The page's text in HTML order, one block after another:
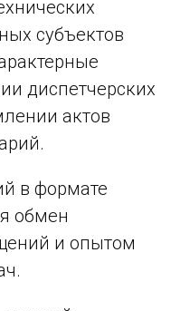
субъектов
диспетчерских
актов
в формате
обмен
и опытом